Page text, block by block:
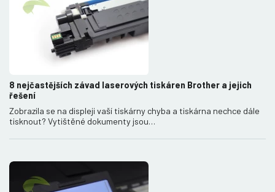
8 nejčastějších závad laserových tiskáren Brother a jejich
řešení
Zobrazila se na displeji vaší tiskárny chyba a tiskárna nechce dále
tisknout? Vytištěné dokumenty jsou…